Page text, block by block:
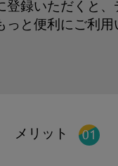
登録いただくと、
っと便利にご利用
メリット